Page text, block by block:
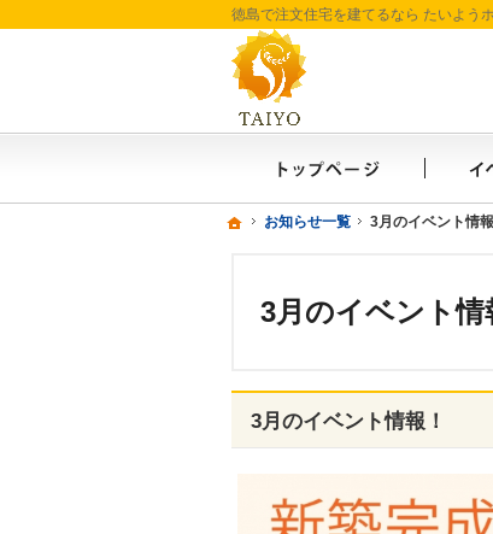
ホーム
お知らせ一覧 3月のイベント情報
3月のイベント情
3月のイベント情報！
ホーム
お知らせ一覧 3月のイベント情報